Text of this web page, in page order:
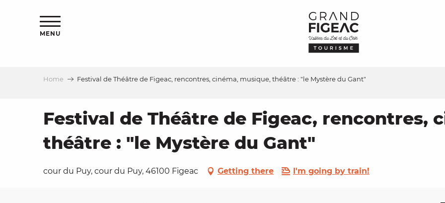
MENU
Home Festival de Théâtre de Figeac, rencontres, cinéma, musique, théâtre : "le Mystère du Gant"
Festival de Théâtre de Figeac, rencontres,
théâtre : "le Mystère du Gant"
cour du Puy, cour du Puy, 46100 Figeac Getting there I'm going by train!